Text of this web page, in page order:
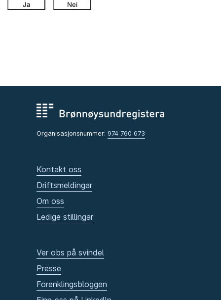
Ja Nei
Organisasjonsnummer: 974 760 673
Kontakt oss
Driftsmeldingar
Om oss
Ledige stillingar
Ver obs på svindel
Presse
Forenklingsbloggen